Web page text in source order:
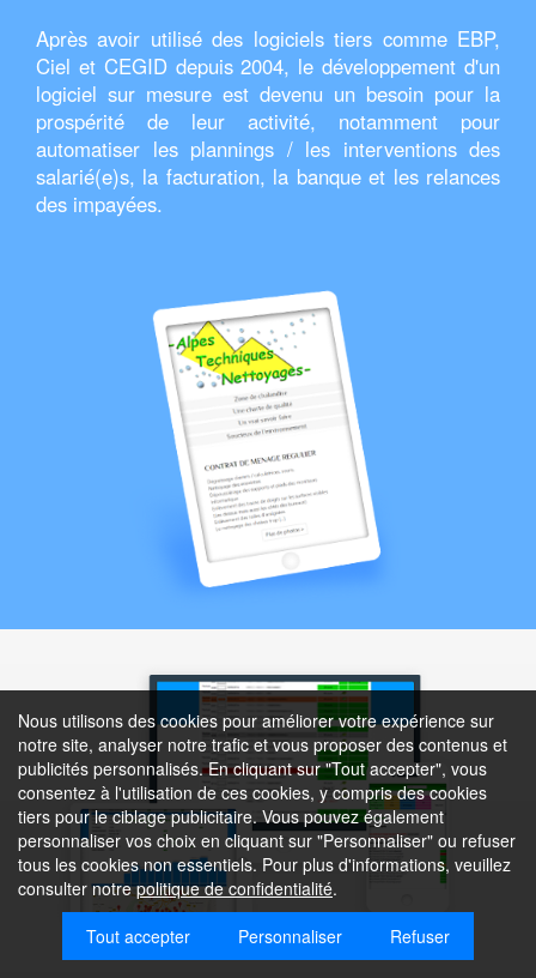
Nous utilisons des cookies pour améliorer votre expérience sur
notre site, analyser notre trafic et vous proposer des contenus et
publicités personnalisés. En cliquant sur "Tout accepter", vous
consentez à l'utilisation de ces cookies, y compris des cookies
tiers pour le ciblage publicitaire. Vous pouvez également
personnaliser vos choix en cliquant sur "Personnaliser" ou refuser
tous les cookies non essentiels. Pour plus d'informations, veuillez
consulter notrepolitique de confidentialité.
Tout accepter
Personnaliser Refuser
Après avoir utilisé des logiciels tiers comme EBP,
Ciel et CEGID depuis 2004, le développement d'un
logiciel sur mesure est devenu un besoin pour la
prospérité de leur activité, notamment pour
automatiser les plannings / les interventions des
salarié(e)s, la facturation, la banque et les relances
des impayées.